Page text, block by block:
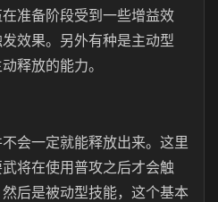
准备阶段受到一些增益效
效果。另外有种是主动型
释放的能力。
会一定就能释放出来。这里
将在使用普攻之后才会触
后是被动型技能，这个基本